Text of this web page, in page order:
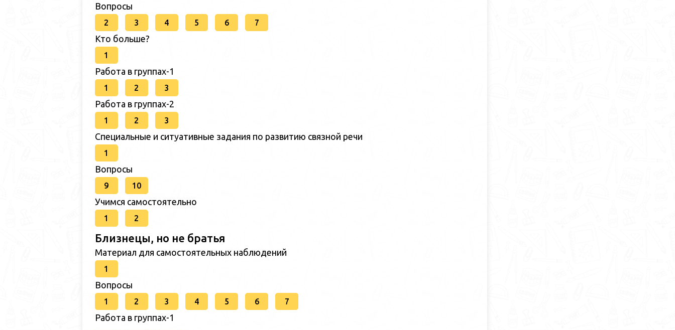
Вопросы
2 3 4 5 6 7
Кто больше?
1
Работа в группах-1
1 2 3
Работа в группах-2
1 2 3
Специальные и ситуативные задания по развитию связной речи
1
Вопросы
9 10
Учимся самостоятельно
1 2
Близнецы, но не братья
Материал для самостоятельных наблюдений
1
Вопросы
1 2 3 4 5 6 7
Работа в группах-1